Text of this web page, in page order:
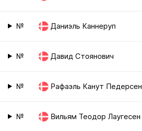
№ Даниэль Каннеруп
№ Давид Стоянович
№ Рафаэль Канут Педерсен
№ Вильям Теодор Лаугесен